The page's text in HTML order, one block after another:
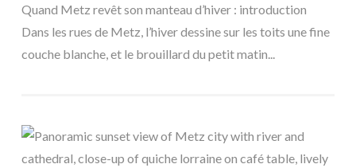
Quand Metz revêt son manteau d’hiver : introduction
Dans les rues de Metz, l’hiver dessine sur les toits une fine
couche blanche, et le brouillard du petit matin...